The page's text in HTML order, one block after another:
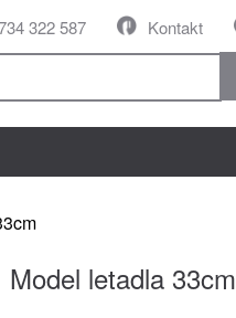
Kontakt
322 587
Model letadla 33cm